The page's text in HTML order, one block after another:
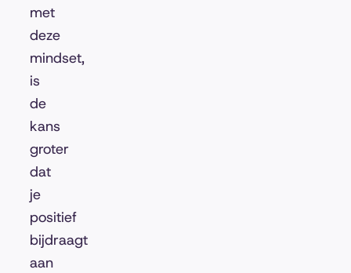
met
deze
mindset,
is
de
kans
groter
dat
je
positief
bijdraagt
aan